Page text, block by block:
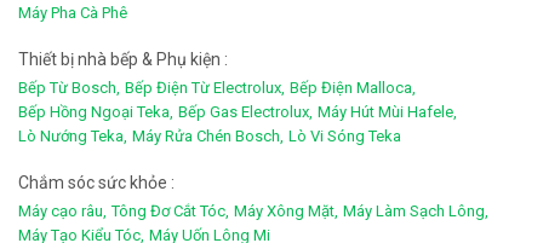
Máy Pha Cà Phê
Thiết bị nhà bếp & Phụ kiện :
Bếp Từ Bosch, Bếp Điện Từ Electrolux, Bếp Điện Malloca,
Bếp Hồng Ngoại Teka, Bếp Gas Electrolux, Máy Hút Mùi Hafele,
Lò Nướng Teka, Máy Rửa Chén Bosch, Lò Vi Sóng Teka
Chắm sóc sức khỏe :
Máy cạo râu, Tông Đơ Cắt Tóc, Máy Xông Mặt, Máy Làm Sạch Lông,
Máy Tạo Kiểu Tóc, Máy Uốn Lông Mi